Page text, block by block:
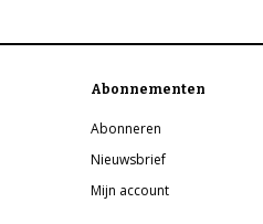
Abonnementen
Abonneren
Nieuwsbrief
Mijn account